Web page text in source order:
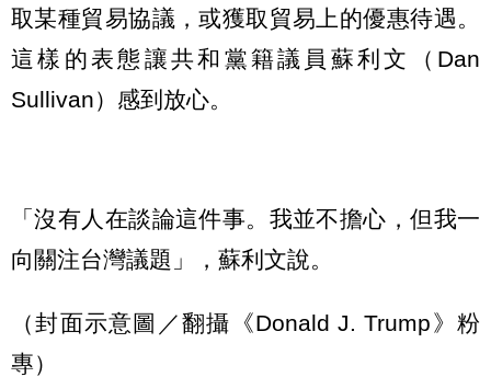
取某種貿易協議，或獲取貿易上的優惠待遇。
這樣的表態讓共和黨籍議員蘇利文（Dan
Sullivan）感到放心。
「沒有人在談論這件事。我並不擔心，但我一
向關注台灣議題」，蘇利文說。
（封面示意圖／翻攝《Donald J. Trump》粉
專）